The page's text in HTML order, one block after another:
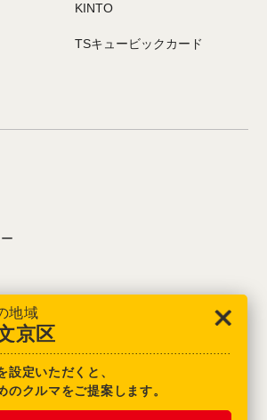
地域
京区
設定いただくと、
のクルマをご提案します。
KINTO
TSキュービックカード
CORPORATION.